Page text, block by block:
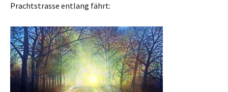
Prachtstrasse entlang fährt: